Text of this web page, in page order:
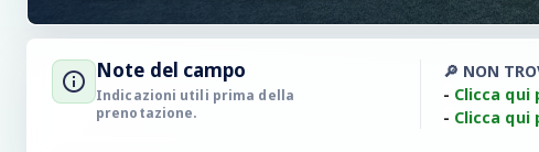
Note del campo
Indicazioni utili prima della
prenotazione.
🔎 NON
- Clicca qui
- Clicca qui